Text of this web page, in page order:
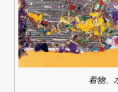
着物